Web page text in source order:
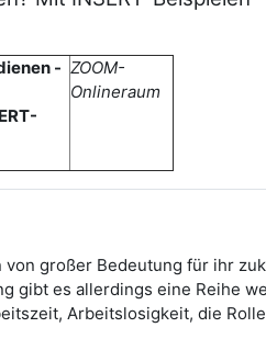
- ZOOM-
Onlineraum
großer Bedeutung für ihr
gibt es allerdings eine Reihe
Arbeitslosigkeit, die